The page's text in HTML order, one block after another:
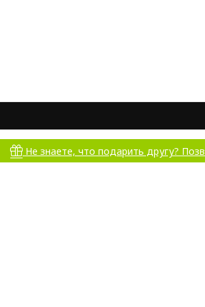
что подарить другу? Позвольте